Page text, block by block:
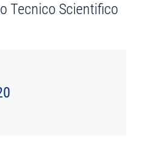
Tecnico Scientifico